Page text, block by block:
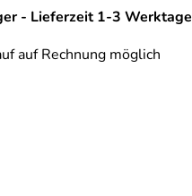
- Lieferzeit 1-3 Werktage
auf Rechnung möglich